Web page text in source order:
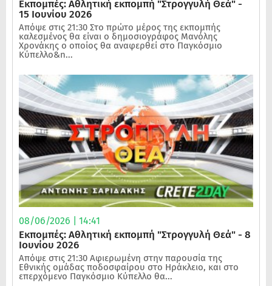
Εκπομπές: Αθλητική εκπομπή "Στρογγυλή Θεά" -
15 Ιουνίου 2026
Απόψε στις 21:30 Στο πρώτο μέρος της εκπομπής
καλεσμένος θα είναι ο δημοσιογράφος Μανόλης
Χρονάκης ο οποίος θα αναφερθεί στο Παγκόσμιο
Κύπελλο&n...
08/06/2026 | 14:41
Εκπομπές: Αθλητική εκπομπή "Στρογγυλή Θεά" - 8
Ιουνίου 2026
Απόψε στις 21:30 Αφιερωμένη στην παρουσία της
Εθνικής ομάδας ποδοσφαίρου στο Ηράκλειο, και στο
επερχόμενο Παγκόσμιο Κύπελλο θα...